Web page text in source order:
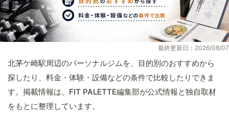
最終更新日：2026/08/07
北茅ケ崎駅周辺のパーソナルジムを、目的別のおすすめから
探したり、料金・体験・設備などの条件で比較したりできま
す。掲載情報は、FIT PALETTE編集部が公式情報と独自取材
をもとに整理しています。